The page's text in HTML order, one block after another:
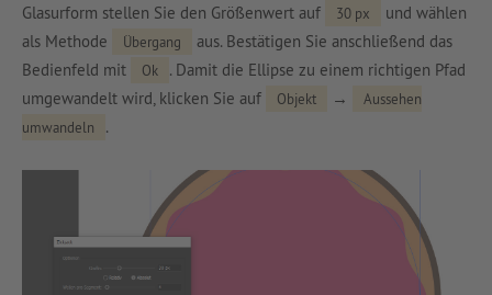
Glasurform stellen Sie den Größenwert auf
30 px
und wählen
als Methode
Übergang
aus. Bestätigen Sie anschließend das
Bedienfeld mit
Ok
. Damit die Ellipse zu einem richtigen Pfad
umgewandelt wird, klicken Sie auf
Objekt →
Aussehen
umwandeln
.